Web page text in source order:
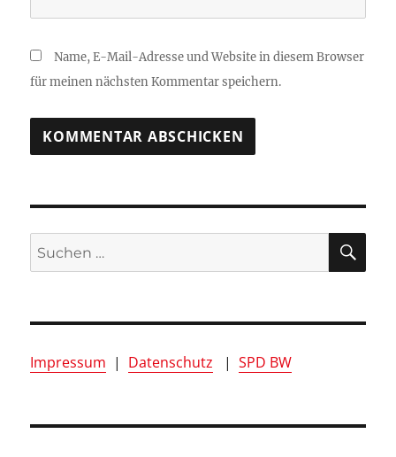
Name, E-Mail-Adresse und Website in diesem Browser
für meinen nächsten Kommentar speichern.
Suchen
nach:
Impressum | Datenschutz |SPD BW